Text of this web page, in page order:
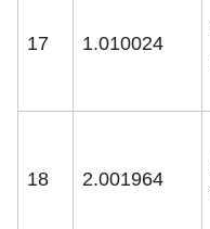
17 1.010024
18 2.001964